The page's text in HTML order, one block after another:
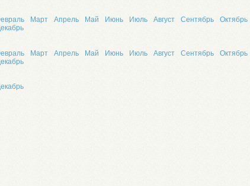
Март Апрель Май Июнь Июль Август Сентябрь
Октябрь
Март Апрель Май Июнь Июль Август Сентябрь
Октябрь